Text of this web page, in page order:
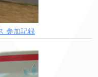
参加記録